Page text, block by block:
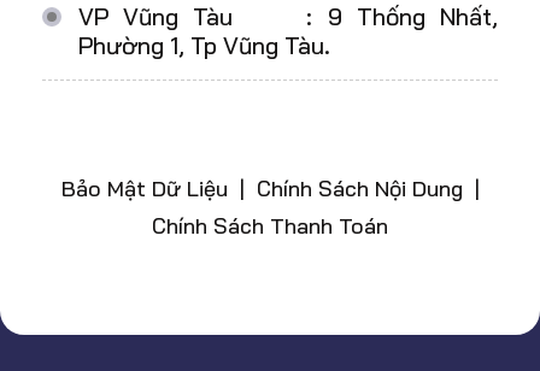
VP Vũng Tàu : 9 Thống Nhất,
Phường 1, Tp Vũng Tàu.
Bảo Mật Dữ Liệu | Chính Sách Nội Dung |
Chính Sách Thanh Toán